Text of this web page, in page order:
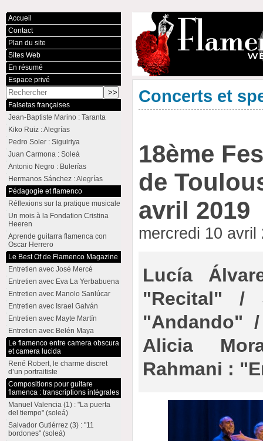
Concerts et
18ème
de
avril 2019
mercredi 10
Lucía
"Recital" /
"Andando"
Alicia
Rahmani :
Accueil
Contact
Plan du site
Sites Web
En résumé
Espace privé
Falsetas françaises
Jean-Baptiste Marino : Taranta
Kiko Ruiz : Alegrías
Pedro Soler : Siguiriya
Juan Carmona : Soleá
Antonio Negro : Bulerías
Hermanos Sánchez : Alegrías
Pédagogie et flamenco
Réflexions sur la pratique musicale
Un mois à la Fondation Cristina
Heeren
Aprende guitarra flamenca con
Oscar Herrero
Le Best Of de Flamenco Magazine
Entretien avec José Mercé
Entretien avec Eva La Yerbabuena
Entretien avec Manolo Sanlúcar
Entretien avec Israel Galván
Entretien avec Mayte Martín
Entretien avec Belén Maya
Le flamenco entre camera obscura
et camera lucida
René Robert, le charme discret
d’un portraitiste
Compositions pour guitare
flamenca : transcriptions intégrales
Manuel Valencia (1) : "La puerta
del tiempo" (soleá)
Salvador Gutiérrez (3) : "11
bordones" (soleá)